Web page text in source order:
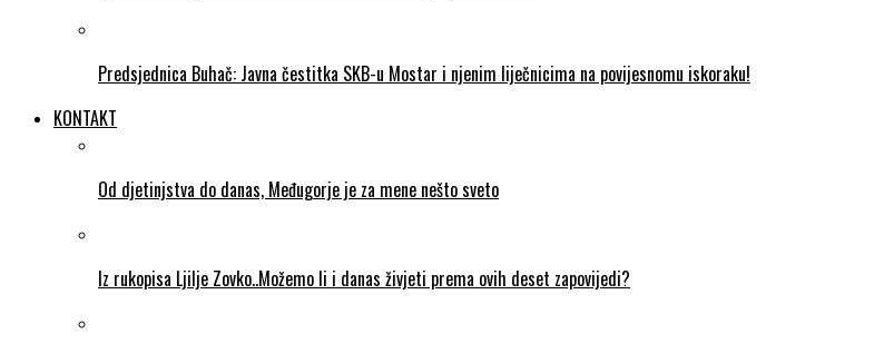
Predsjednica Buhač: Javna čestitka SKB-u Mostar i njenim liječnicima na povijesnomu iskoraku!
KONTAKT
Od djetinjstva do danas, Međugorje je za mene nešto sveto
Iz rukopisa Ljilje Zovko..Možemo li i danas živjeti prema ovih deset zapovijedi?